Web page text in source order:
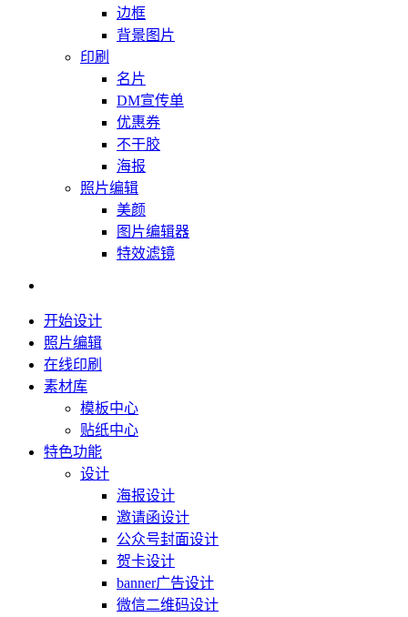
边框
背景图片
印刷
名片
DM宣传单
优惠券
不干胶
海报
照片编辑
美颜
图片编辑器
特效滤镜
开始设计
照片编辑
在线印刷
素材库
模板中心
贴纸中心
特色功能
设计
海报设计
邀请函设计
公众号封面设计
贺卡设计
banner广告设计
微信二维码设计